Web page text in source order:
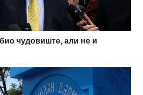
чудовиште, али не и